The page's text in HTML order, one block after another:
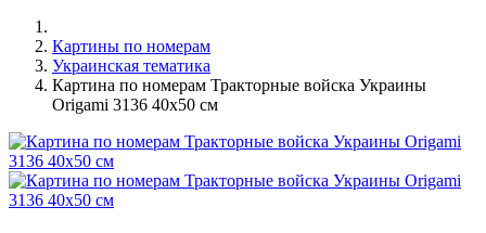
Картины по номерам
Украинская тематика
Картина по номерам Тракторные войска Украины
Origami 3136 40x50 см